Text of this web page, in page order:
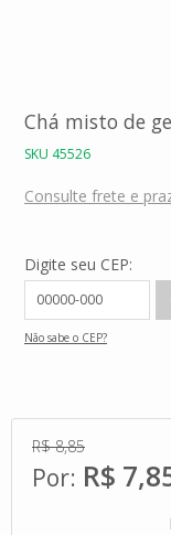
Chá misto de
SKU 45526
Consulte frete e
Digite seu CEP:
Não sabe o CEP?
R$ 8,85
R$